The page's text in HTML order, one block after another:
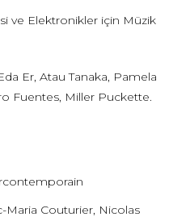
ve Elektronikler için Müzik
Er, Atau Tanaka, Pamela
Fuentes, Miller Puckette.
Maria Couturier, Nicolas